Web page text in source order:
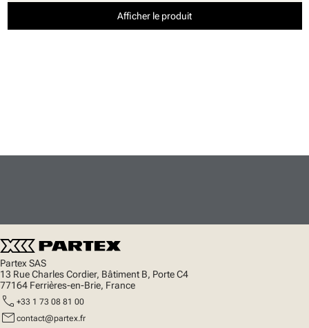
Afficher le produit
Partex SAS
13 Rue Charles Cordier, Bâtiment B, Porte C4
77164 Ferrières-en-Brie, France
call +33 1 73 08 81 00
mail contact@partex.fr